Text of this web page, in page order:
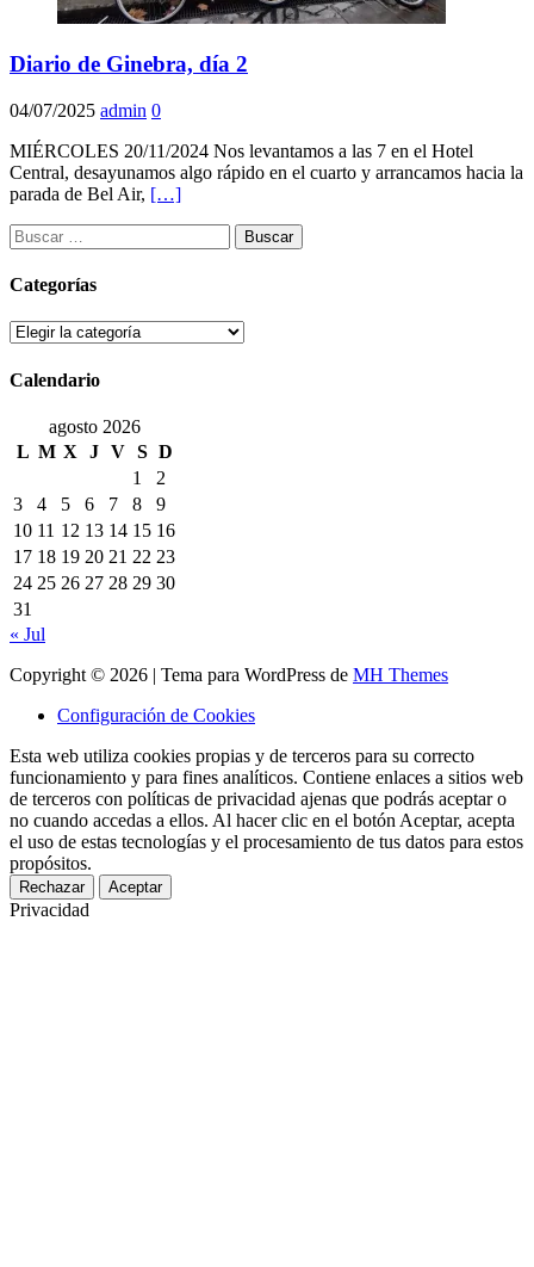
Diario de Ginebra, día 2
04/07/2025 admin 0
MIÉRCOLES 20/11/2024 Nos levantamos a las 7 en el Hotel
Central, desayunamos algo rápido en el cuarto y arrancamos hacia la
parada de Bel Air, […]
Buscar:
Categorías
Categorías
Calendario
agosto 2026
L M X J V S D
1
2
3
4 5 6 7 8
9
10 11 12 13 14 15 16
17 18 19 20 21 22 23
24 25 26 27 28 29 30
31
« Jul
Copyright © 2026 | Tema para WordPress de MH Themes
Configuración de Cookies
Esta web utiliza cookies propias y de terceros para su correcto
funcionamiento y para fines analíticos. Contiene enlaces a sitios web
de terceros con políticas de privacidad ajenas que podrás aceptar o
no cuando accedas a ellos. Al hacer clic en el botón Aceptar, acepta
el uso de estas tecnologías y el procesamiento de tus datos para estos
propósitos.
Rechazar Aceptar
Privacidad